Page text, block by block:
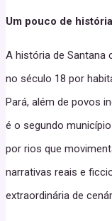
Um pouco de história
A história de Santana
no século 18 por
Pará, além de povos
é o segundo
por rios que
narrativas reais e
extraordinária de